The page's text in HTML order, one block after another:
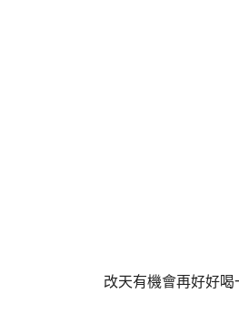
改天有機會再好好喝